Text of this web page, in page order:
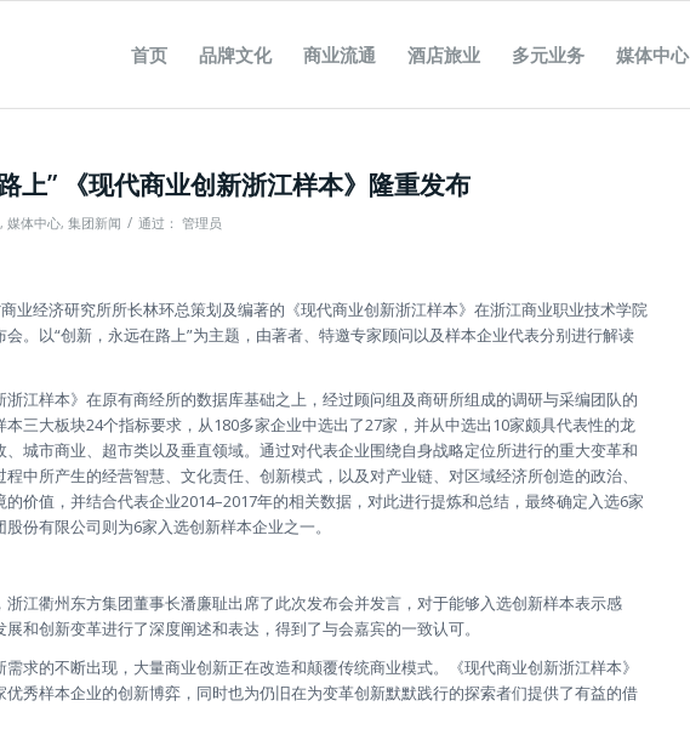
首页 品牌文化 商业流通 酒店旅业 多元业务 媒体中心
上” 《现代商业创新浙江样本》隆重发布
, 媒体中心, 集团新闻 / 通过： 管理员
业经济研究所所长林环总策划及编著的《现代商业创新浙江样本》在浙江商业职业技术学院
。以“创新，永远在路上”为主题，由著者、特邀专家顾问以及样本企业代表分别进行解读
江样本》在原有商经所的数据库基础之上，经过顾问组及商研所组成的调研与采编团队的
三大板块24个指标要求，从180多家企业中选出了27家，并从中选出10家颇具代表性的龙
城市商业、超市类以及垂直领域。通过对代表企业围绕自身战略定位所进行的重大变革和
中所产生的经营智慧、文化责任、创新模式，以及对产业链、对区域经济所创造的政治、
价值，并结合代表企业2014–2017年的相关数据，对此进行提炼和总结，最终确定入选6家
份有限公司则为6家入选创新样本企业之一。
江衢州东方集团董事长潘廉耻出席了此次发布会并发言，对于能够入选创新样本表示感
和创新变革进行了深度阐述和表达，得到了与会嘉宾的一致认可。
求的不断出现，大量商业创新正在改造和颠覆传统商业模式。《现代商业创新浙江样本》
优秀样本企业的创新博弈，同时也为仍旧在为变革创新默默践行的探索者们提供了有益的借